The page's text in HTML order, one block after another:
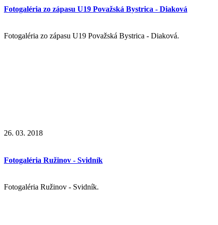
Fotogaléria zo zápasu U19 Považská Bystrica - Diaková
Fotogaléria zo zápasu U19 Považská Bystrica - Diaková.
26. 03. 2018
Fotogaléria Ružinov - Svidník
Fotogaléria Ružinov - Svidník.